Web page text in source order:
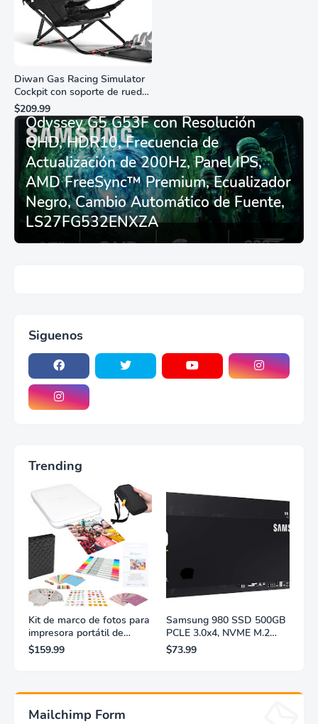
Diwan Gas Racing Simulator
Cockpit con soporte de rueda
de carreras plegable y
asiento - Logitech
G29/920/923/27/25,
Thrustmaster
T248/X/T300RS/T150/458/TX
$209.99
Monitor Gamer SAMSUNG 27”
Odyssey G5 G53F con Resolución
QHD, HDR10, Frecuencia de
Actualización de 200Hz, Panel IPS,
AMD FreeSync™ Premium, Ecualizador
Negro, Cambio Automático de Fuente,
LS27FG532ENXZA
Siguenos
Trending
Kit de marco de fotos para
impresora portátil de
fotografías y vídeos
Lifeprint 3x4,5 (blanca)
$159.99
Samsung 980 SSD 500GB
PCLE 3.0x4, NVME M.2
2280, accionamiento sólido
interno, almacenamiento
tecnología HMB,
$73.99
Mailchimp Form